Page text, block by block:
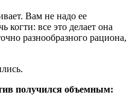
Вам не надо ее
когти: все это делает она
разнообразного рациона,
получился объемным: